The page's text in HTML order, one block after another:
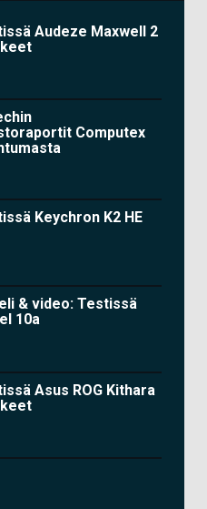
Audeze Maxwell 2
Computex
Keychron K2 HE
& video: Testissä
10a
Asus ROG Kithara